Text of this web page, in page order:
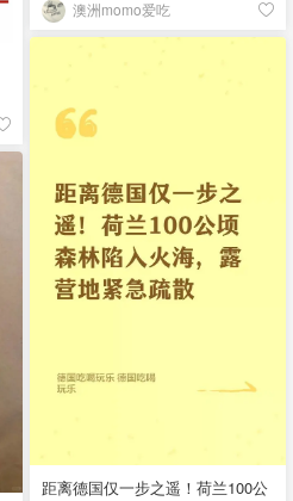
澳洲momo爱吃
距离德国仅一步之遥！荷兰100公